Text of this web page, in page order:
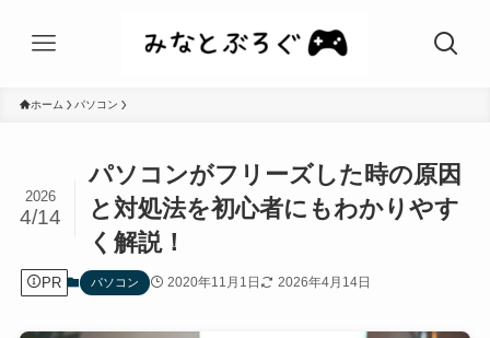
ホーム パソコン
パソコンがフリーズした時の原因
と対処法を初心者にもわかりやす
く解説！
2026
4/14
PR パソコン 2020年11月1日 2026年4月14日